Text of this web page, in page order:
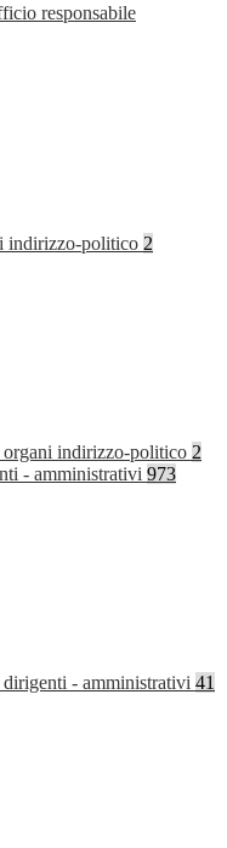
responsabile
indirizzo-politico 2
indirizzo-politico 2
- amministrativi 973
- amministrativi 41